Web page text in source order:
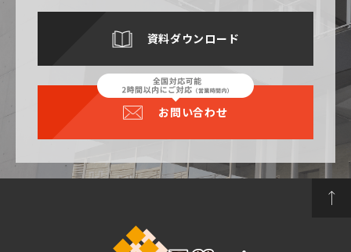
資料ダウンロード
お問い合わせ